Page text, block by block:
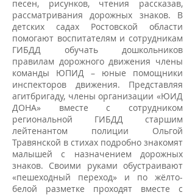
песен, рисунков, чтения рассказав,
рассматривания дорожных знаков. В
детских садах Ростовской области
помогают воспитателям и сотрудникам
ГИБДД обучать дошкольников
правилам дорожного движения члены
команды ЮПИД – юные помощники
инспекторов движения. Представляя
агитбригаду, члены организации «ЮИД
ДОНА» вместе с сотрудником
региональной ГИБДД старшим
лейтенантом полиции Ольгой
Травянской в стихах подробно знакомят
малышей с назначением дорожных
знаков. Своими руками обустраивают
«пешеходный переход» и по жёлто-
белой разметке проходят вместе с